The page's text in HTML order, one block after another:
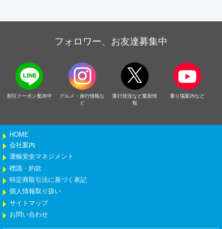
フォロワー、お友達募集中
割引クーポン配布中
グルメ・旅行情報な
ど
運行状況など最新情
報
乗り場案内など
HOME
会社案内
運輸安全マネジメント
標識・約款
特定商取引法に基づく表記
個人情報取り扱い
サイトマップ
お問い合わせ